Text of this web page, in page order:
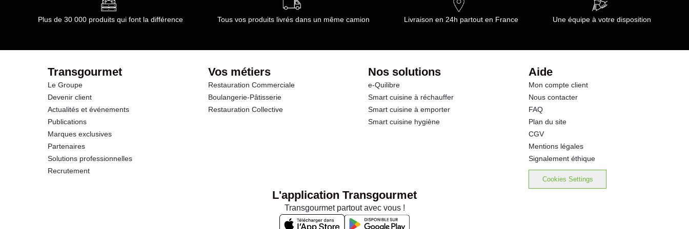
Plus de 30 000 produits qui font la différence Tous vos produits livrés dans un même camion Livraison en 24h partout en France Une équipe à votre disposition
Transgourmet
Le Groupe
Devenir client
Actualités et événements
Publications
Marques exclusives
Partenaires
Solutions professionnelles
Recrutement
Vos métiers
Restauration Commerciale
Boulangerie-Pâtisserie
Restauration Collective
Nos solutions
e-Quilibre
Smart cuisine à réchauffer
Smart cuisine à emporter
Smart cuisine hygiène
Aide
Mon compte client
Nous contacter
FAQ
Plan du site
CGV
Mentions légales
Signalement éthique
Cookies Settings
L'application Transgourmet
Transgourmet partout avec vous !